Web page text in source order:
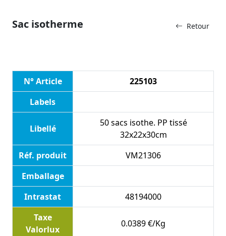
Retour
Sac isotherme
N° Article
225103
Labels
Libellé
50 sacs isothe. PP tissé
32x22x30cm
Réf. produit
VM21306
Emballage
Intrastat
48194000
Taxe
Valorlux
0.0389 €/Kg